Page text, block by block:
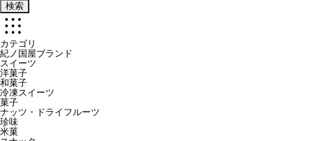
検索
カテゴリ
紀ノ国屋ブランド
スイーツ
洋菓子
和菓子
冷凍スイーツ
菓子
ナッツ・ドライフルーツ
珍味
米菓